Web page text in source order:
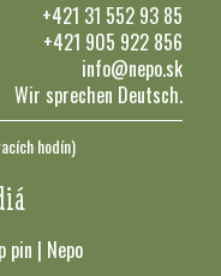
+421 31 552 93 85
+421 905 922 856
info@nepo.sk
Wir sprechen Deutsch.
hodín)